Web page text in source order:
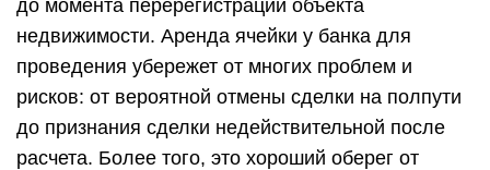
до момента перерегистрации объекта
недвижимости. Аренда ячейки у банка для
проведения убережет от многих проблем и
рисков: от вероятной отмены сделки на полпути
до признания сделки недействительной после
расчета. Более того, это хороший оберег от